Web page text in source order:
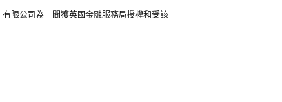
限公司為一間獲英國金融服務局授權和受該